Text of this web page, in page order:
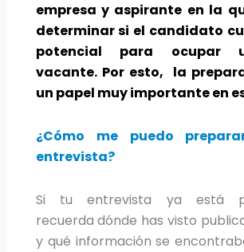
empresa y aspirante en la
determinar si el candidato
potencial para ocupar
vacante. Por esto, la
un papel muy importante en
¿Cómo me puedo
entrevista?
Si tu entrevista ya está
recuerda dónde has visto
y qué información se